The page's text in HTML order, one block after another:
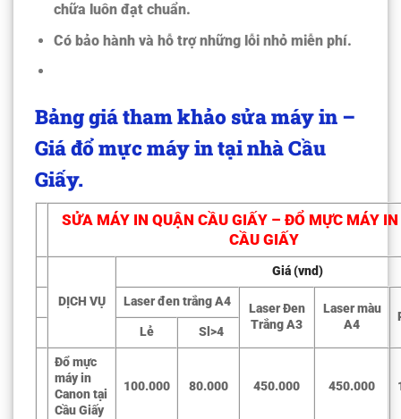
chữa luôn đạt chuẩn.
Có bảo hành và hỗ trợ những lỗi nhỏ miễn phí.
Bảng giá tham khảo sửa máy in –
Giá đổ mực máy in tại nhà Cầu
Giấy.
SỬA MÁY IN QUẬN CẦU GIẤY – ĐỔ MỰC MÁY IN
CẦU GIẤY
DỊCH VỤ
Giá (vnd)
Laser đen trắng A4
Laser Đen
Trắng A3
Laser màu
A4
Lẻ
Sl>4
Đổ mực
máy in
Canon tại
Cầu Giấy
100.000 80.000 450.000 450.000